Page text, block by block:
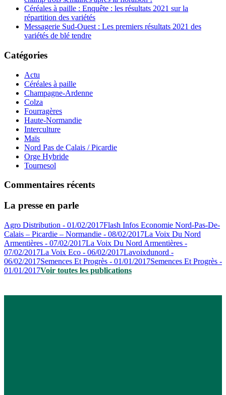
Céréales à paille : Enquête : les résultats 2021 sur la
répartition des variétés
Messagerie Sud-Ouest : Les premiers résultats 2021 des
variétés de blé tendre
Catégories
Actu
Céréales à paille
Champagne-Ardenne
Colza
Fourragères
Haute-Normandie
Interculture
Maïs
Nord Pas de Calais / Picardie
Orge Hybride
Tournesol
Commentaires récents
La presse en parle
Agro Distribution - 01/02/2017Flash Infos Economie Nord-Pas-De-
Calais – Picardie – Normandie - 08/02/2017La Voix Du Nord
Armentières - 07/02/2017La Voix Du Nord Armentières -
07/02/2017La Voix Eco - 06/02/2017Lavoixdunord -
06/02/2017Semences Et Progrès - 01/01/2017Semences Et Progrès -
01/01/2017Voir toutes les publications